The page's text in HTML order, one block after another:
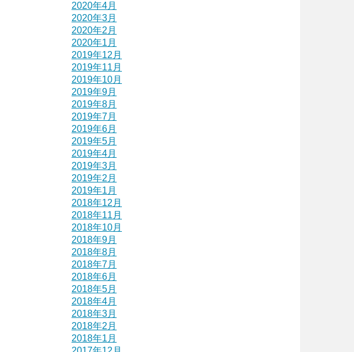
2020年4月
2020年3月
2020年2月
2020年1月
2019年12月
2019年11月
2019年10月
2019年9月
2019年8月
2019年7月
2019年6月
2019年5月
2019年4月
2019年3月
2019年2月
2019年1月
2018年12月
2018年11月
2018年10月
2018年9月
2018年8月
2018年7月
2018年6月
2018年5月
2018年4月
2018年3月
2018年2月
2018年1月